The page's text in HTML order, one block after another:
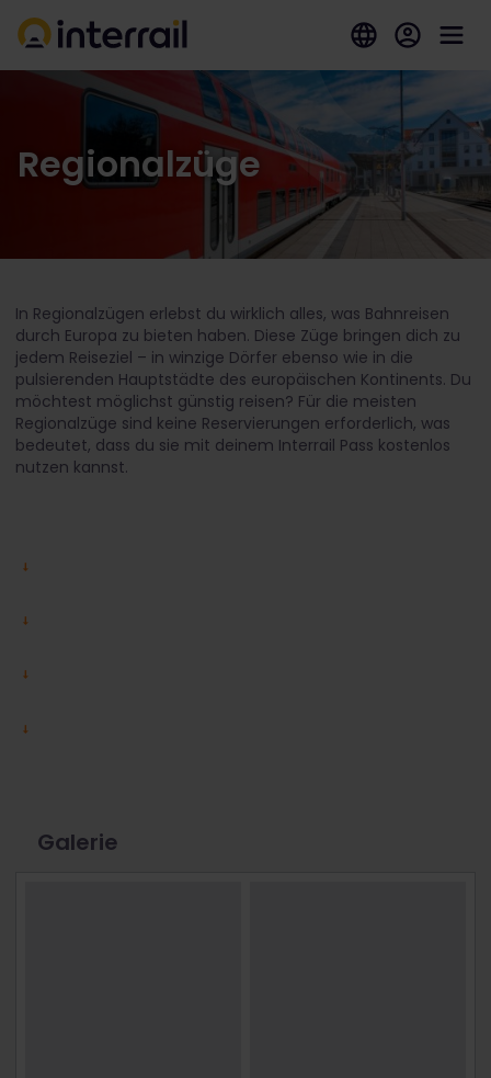
Regionalzüge
In Regionalzügen erlebst du wirklich alles, was Bahnreisen
durch Europa zu bieten haben. Diese Züge bringen dich zu
jedem Reiseziel – in winzige Dörfer ebenso wie in die
pulsierenden Hauptstädte des europäischen Kontinents. Du
möchtest möglichst günstig reisen? Für die meisten
Regionalzüge sind keine Reservierungen erforderlich, was
bedeutet, dass du sie mit deinem Interrail Pass kostenlos
nutzen kannst.
Galerie